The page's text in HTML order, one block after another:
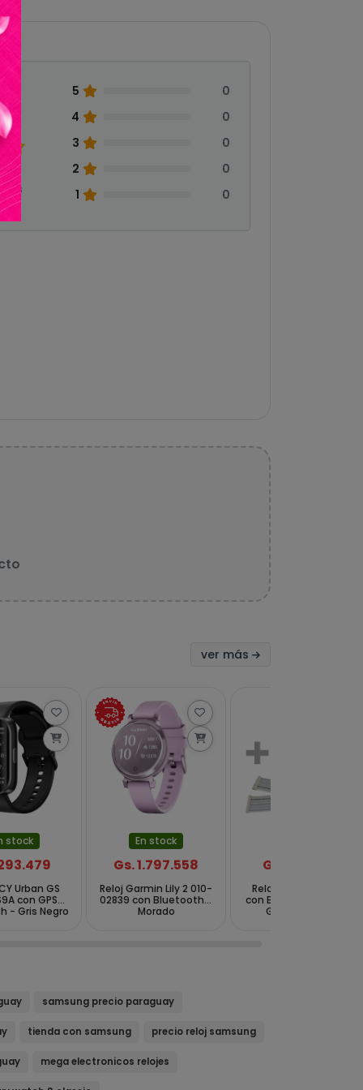
5
0
4
0
3
0
2
0
1
0
ver más
stock
Urban GS
con GPS
- Gris Negro
En stock
Gs. 1.797.558
Reloj Garmin Lily 2 010-
02839 con Bluetooth -
Morado
Gs. 183.424
Reloj Blackview X20
con Bluetooth - Plata
Gris + Pulsera
samsung precio paraguay
tienda con samsung precio reloj samsung
mega electronicos relojes